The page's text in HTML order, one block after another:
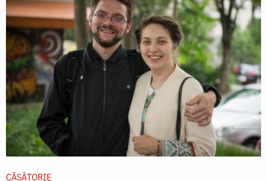
CĂSĂTORIE